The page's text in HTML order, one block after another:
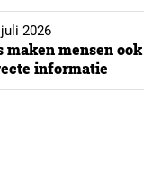
2026
mensen ook
informatie